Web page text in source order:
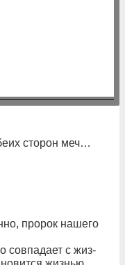
сто­рон меч…
про­рок на­ше­го
сов­па­да­ет с жиз­